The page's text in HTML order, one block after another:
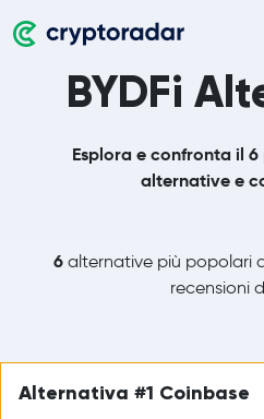
BYDFi
Esplora e confronta il 6
alternative e
6 alternative più popolari
recensioni
Alternativa #1 Coinbase